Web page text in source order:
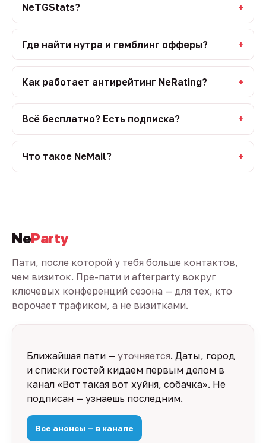
NeTGStats?
Где найти нутра и гемблинг офферы?
Как работает антирейтинг NeRating?
Всё бесплатно? Есть подписка?
Что такое NeMail?
NeParty
Пати, после которой у тебя больше контактов,
чем визиток. Пре-пати и afterparty вокруг
ключевых конференций сезона — для тех, кто
ворочает трафиком, а не визитками.
Ближайшая пати — уточняется. Даты, город
и списки гостей кидаем первым делом в
канал «Вот такая вот хуйня, собачка». Не
подписан — узнаешь последним.
Все анонсы — в канале